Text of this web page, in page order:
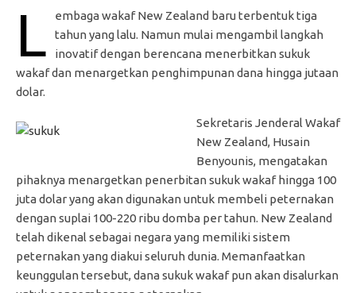
L
embaga wakaf New Zealand baru terbentuk tiga
tahun yang lalu. Namun mulai mengambil langkah
inovatif dengan berencana menerbitkan sukuk
wakaf dan menargetkan penghimpunan dana hingga jutaan
dolar.
Sekretaris Jenderal Wakaf
New Zealand, Husain
Benyounis, mengatakan
pihaknya menargetkan penerbitan sukuk wakaf hingga 100
juta dolar yang akan digunakan untuk membeli peternakan
dengan suplai 100-220 ribu domba per tahun. New Zealand
telah dikenal sebagai negara yang memiliki sistem
peternakan yang diakui seluruh dunia. Memanfaatkan
keunggulan tersebut, dana sukuk wakaf pun akan disalurkan